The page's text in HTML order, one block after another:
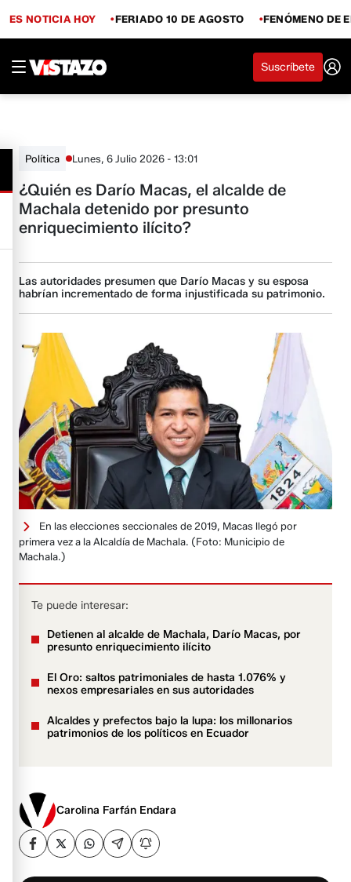
ES NOTICIA HOY FERIADO 10 DE AGOSTO FENÓMENO DE
Suscríbete
Política Lunes, 6 Julio 2026 - 13:01
¿Quién es Darío Macas, el alcalde de
Machala detenido por presunto
enriquecimiento ilícito?
Las autoridades presumen que Darío Macas y su esposa
habrían incrementado de forma injustificada su patrimonio.
En las elecciones seccionales de 2019, Macas llegó por
primera vez a la Alcaldía de Machala. (Foto: Municipio de
Machala.)
Te puede interesar:
Detienen al alcalde de Machala, Darío Macas, por
presunto enriquecimiento ilícito
El Oro: saltos patrimoniales de hasta 1.076% y
nexos empresariales en sus autoridades
Alcaldes y prefectos bajo la lupa: los millonarios
patrimonios de los políticos en Ecuador
Carolina Farfán Endara